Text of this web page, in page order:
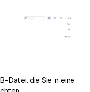
Datei, die Sie in eine